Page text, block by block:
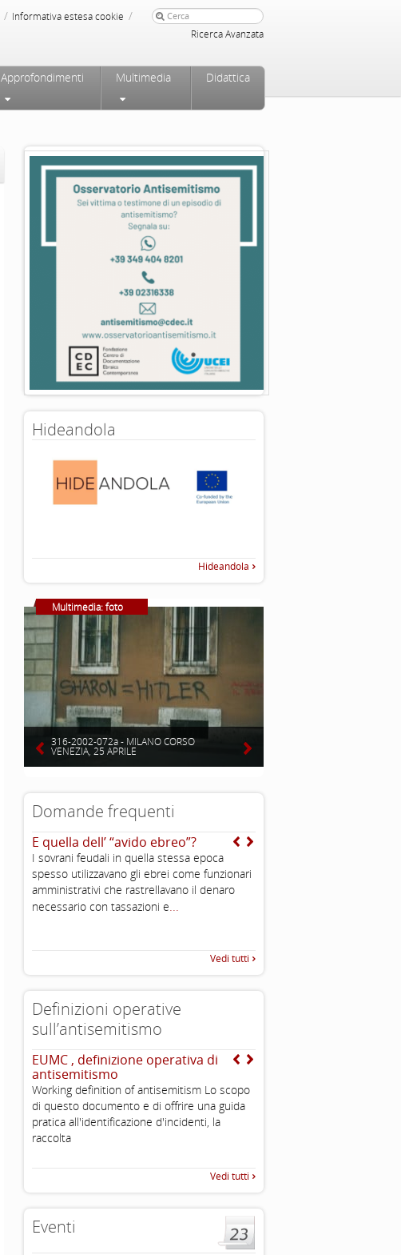
/ Informativa estesa cookie /
Ricerca Avanzata
Approfondimenti Multimedia Didattica
Hideandola
Hideandola
Multimedia: foto
316-2002-072a - MILANO CORSO
VENEZIA, 25 APRILE
Domande frequenti
E quella dell’ “avido ebreo”?
I sovrani feudali in quella stessa epoca
spesso utilizzavano gli ebrei come funzionari
amministrativi che rastrellavano il denaro
necessario con tassazioni e...
Vedi tutti
Definizioni operative
sull’antisemitismo
EUMC , definizione operativa di
antisemitismo
Working definition of antisemitism Lo scopo
di questo documento e di offrire una guida
pratica all'identificazione d'incidenti, la
raccolta
Vedi tutti
Eventi